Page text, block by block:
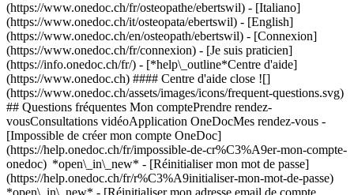
(https://www.onedoc.ch/fr/osteopathe/ebertswil) - [Italiano]
(https://www.onedoc.ch/it/osteopata/ebertswil) - [English]
(https://www.onedoc.ch/en/osteopath/ebertswil) - [Connexion]
(https://www.onedoc.ch/fr/connexion) - [Je suis praticien]
(https://info.onedoc.ch/fr/) - [*help\_outline*Centre d'aide]
(https://www.onedoc.ch) #### Centre d'aide close ![]
(https://www.onedoc.ch/assets/images/icons/frequent-questions.svg)
## Questions fréquentes Mon comptePrendre rendez-
vousConsultations vidéoApplication OneDocMes rendez-vous -
[Impossible de créer mon compte OneDoc]
(https://help.onedoc.ch/fr/impossible-de-cr%C3%A9er-mon-compte-
onedoc) *open\_in\_new* - [Réinitialiser mon mot de passe]
(https://help.onedoc.ch/fr/r%C3%A9initialiser-mon-mot-de-passe)
*open\_in\_new* - [Réinitialiser mon adresse email de compte